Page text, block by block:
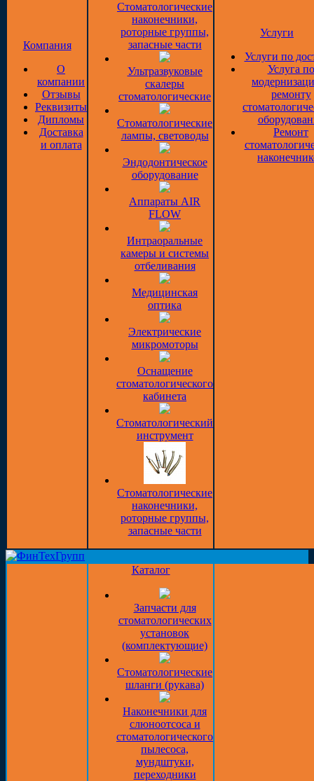
Компания
О
компании
Отзывы
Реквизиты
Дипломы
Доставка
и оплата
Стоматологические
наконечники,
роторные группы,
запасные части
Ультразвуковые
скалеры
стоматологические
Стоматологические
лампы, световоды
Эндодонтическое
оборудование
Аппараты AIR
FLOW
Интраоральные
камеры и системы
отбеливания
Медицинская
оптика
Электрические
микромоторы
Оснащение
стоматологического
кабинета
Стоматологический
инструмент
Стоматологические
наконечники,
роторные группы,
запасные части
Услуги
Услуги по
Услуга по
ремонту
Ремонт
Каталог
Запчасти для
стоматологических
установок
(комплектующие)
Стоматологические
шланги (рукава)
Наконечники для
слюноотсоса и
стоматологического
пылесоса,
мундштуки,
переходники